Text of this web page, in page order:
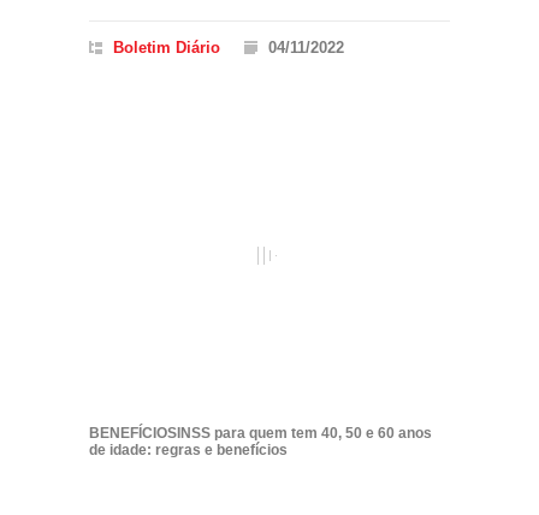
Boletim Diário 04/11/2022
BENEFÍCIOSINSS para quem tem 40, 50 e 60 anos
de idade: regras e benefícios